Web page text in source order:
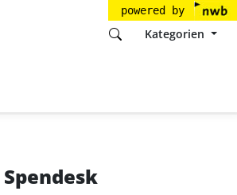
powered by
Kategorien
Spendesk